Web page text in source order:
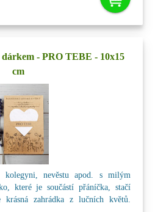
- PRO TEBE - 10x15
cm
kolegyni, nevěstu apod. s milým
které je součástí přáníčka, stačí
krásná zahrádka z lučních květů.